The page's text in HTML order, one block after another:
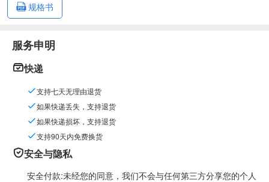
规格书
服务申明
快递
支持七天无理由退货
如果快递丢失，支持退货
如果快递损坏，支持退货
支持90天内免费换货
安全与隐私
安全付款:未经您的同意，我们不会与任何第三方分享您的个人